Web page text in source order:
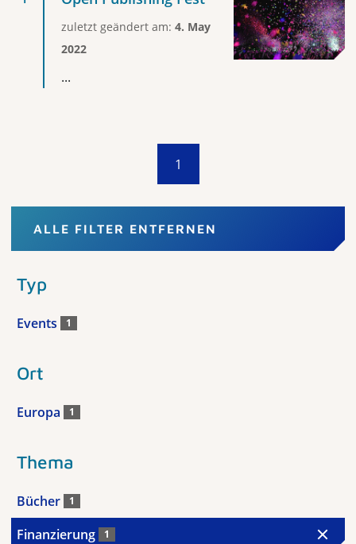
zuletzt geändert am: 4. May
2022
...
1
ALLE FILTER ENTFERNEN
Typ
Events 1
Ort
Europa 1
Thema
Bücher 1
Finanzierung 1